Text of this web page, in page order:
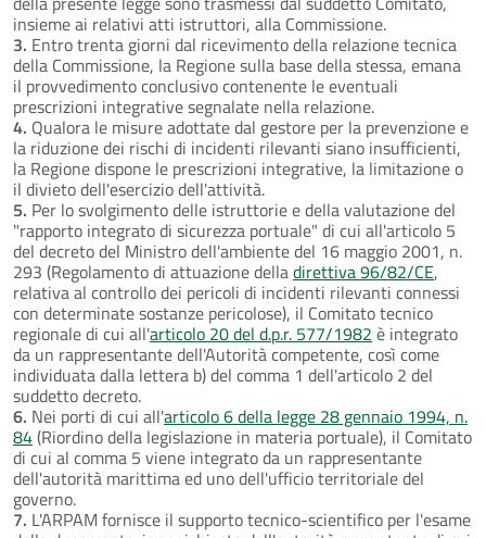
insieme ai relativi atti istruttori, alla Commissione.
3. Entro trenta giorni dal ricevimento della relazione tecnica
della Commissione, la Regione sulla base della stessa, emana
il provvedimento conclusivo contenente le eventuali
prescrizioni integrative segnalate nella relazione.
4. Qualora le misure adottate dal gestore per la prevenzione e
la riduzione dei rischi di incidenti rilevanti siano insufficienti,
la Regione dispone le prescrizioni integrative, la limitazione o
il divieto dell'esercizio dell'attività.
5. Per lo svolgimento delle istruttorie e della valutazione del
"rapporto integrato di sicurezza portuale" di cui all'articolo 5
del decreto del Ministro dell'ambiente del 16 maggio 2001, n.
293 (Regolamento di attuazione delladirettiva 96/82/CE,
relativa al controllo dei pericoli di incidenti rilevanti connessi
con determinate sostanze pericolose), il Comitato tecnico
regionale di cui all'articolo 20 del d.p.r. 577/1982 è integrato
da un rappresentante dell'Autorità competente, così come
individuata dalla lettera b) del comma 1 dell'articolo 2 del
suddetto decreto.
6. Nei porti di cui all'articolo 6 della legge 28 gennaio 1994, n.
84(Riordino della legislazione in materia portuale), il Comitato
di cui al comma 5 viene integrato da un rappresentante
dell'autorità marittima ed uno dell'ufficio territoriale del
governo.
7. L'ARPAM fornisce il supporto tecnico-scientifico per l'esame